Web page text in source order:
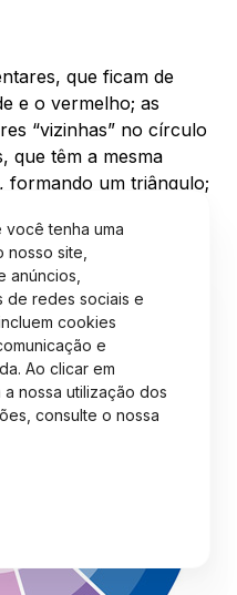
você tenha uma
site,
anúncios,
de redes sociais e
cookies
e
Ao clicar em
nossa utilização dos
consulte o nossa
que ficam de
e o vermelho; as
“vizinhas” no círculo
que têm a mesma
formando um triângulo;